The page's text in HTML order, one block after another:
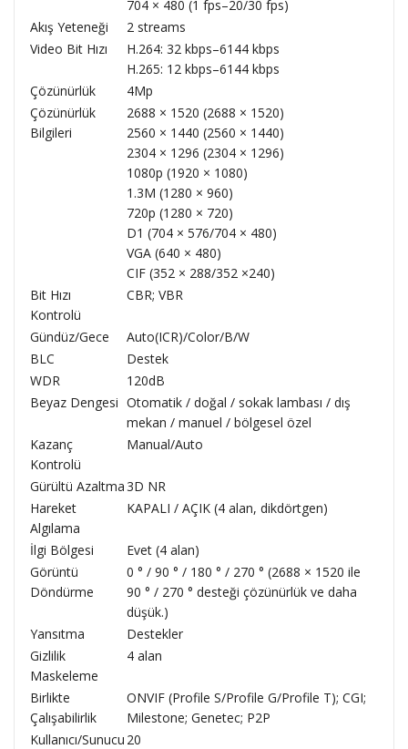
704 × 480 (1 fps–20/30 fps)
Akış Yeteneği
2 streams
Video Bit Hızı
H.264: 32 kbps–6144 kbps
H.265: 12 kbps–6144 kbps
Çözünürlük
4Mp
Çözünürlük
Bilgileri
2688 × 1520 (2688 × 1520)
2560 × 1440 (2560 × 1440)
2304 × 1296 (2304 × 1296)
1080p (1920 × 1080)
1.3M (1280 × 960)
720p (1280 × 720)
D1 (704 × 576/704 × 480)
VGA (640 × 480)
CIF (352 × 288/352 ×240)
Bit Hızı
Kontrolü
CBR; VBR
Gündüz/Gece
Auto(ICR)/Color/B/W
BLC
Destek
WDR
120dB
Beyaz Dengesi Otomatik / doğal / sokak lambası / dış
mekan / manuel / bölgesel özel
Kazanç
Kontrolü
Manual/Auto
Gürültü Azaltma3D NR
Hareket
Algılama
KAPALI / AÇIK (4 alan, dikdörtgen)
İlgi Bölgesi
Evet (4 alan)
Görüntü
Döndürme
0 ° / 90 ° / 180 ° / 270 ° (2688 × 1520 ile
90 ° / 270 ° desteği çözünürlük ve daha
düşük.)
Yansıtma
Destekler
Gizlilik
Maskeleme
4 alan
Birlikte
Çalışabilirlik
ONVIF (Profile S/Profile G/Profile T); CGI;
Milestone; Genetec; P2P
Kullanıcı/Sunucu 20